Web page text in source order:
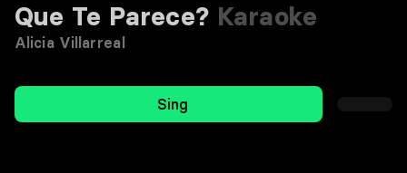
Que Te Parece? Karaoke
Alicia Villarreal
Sing